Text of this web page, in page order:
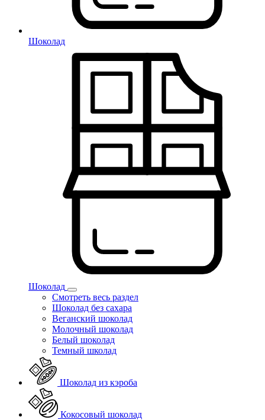
Шоколад
Шоколад
Смотреть весь раздел
Шоколад без сахара
Веганский шоколад
Молочный шоколад
Белый шоколад
Темный школад
Шоколад из кэроба
Кокосовый шоколад